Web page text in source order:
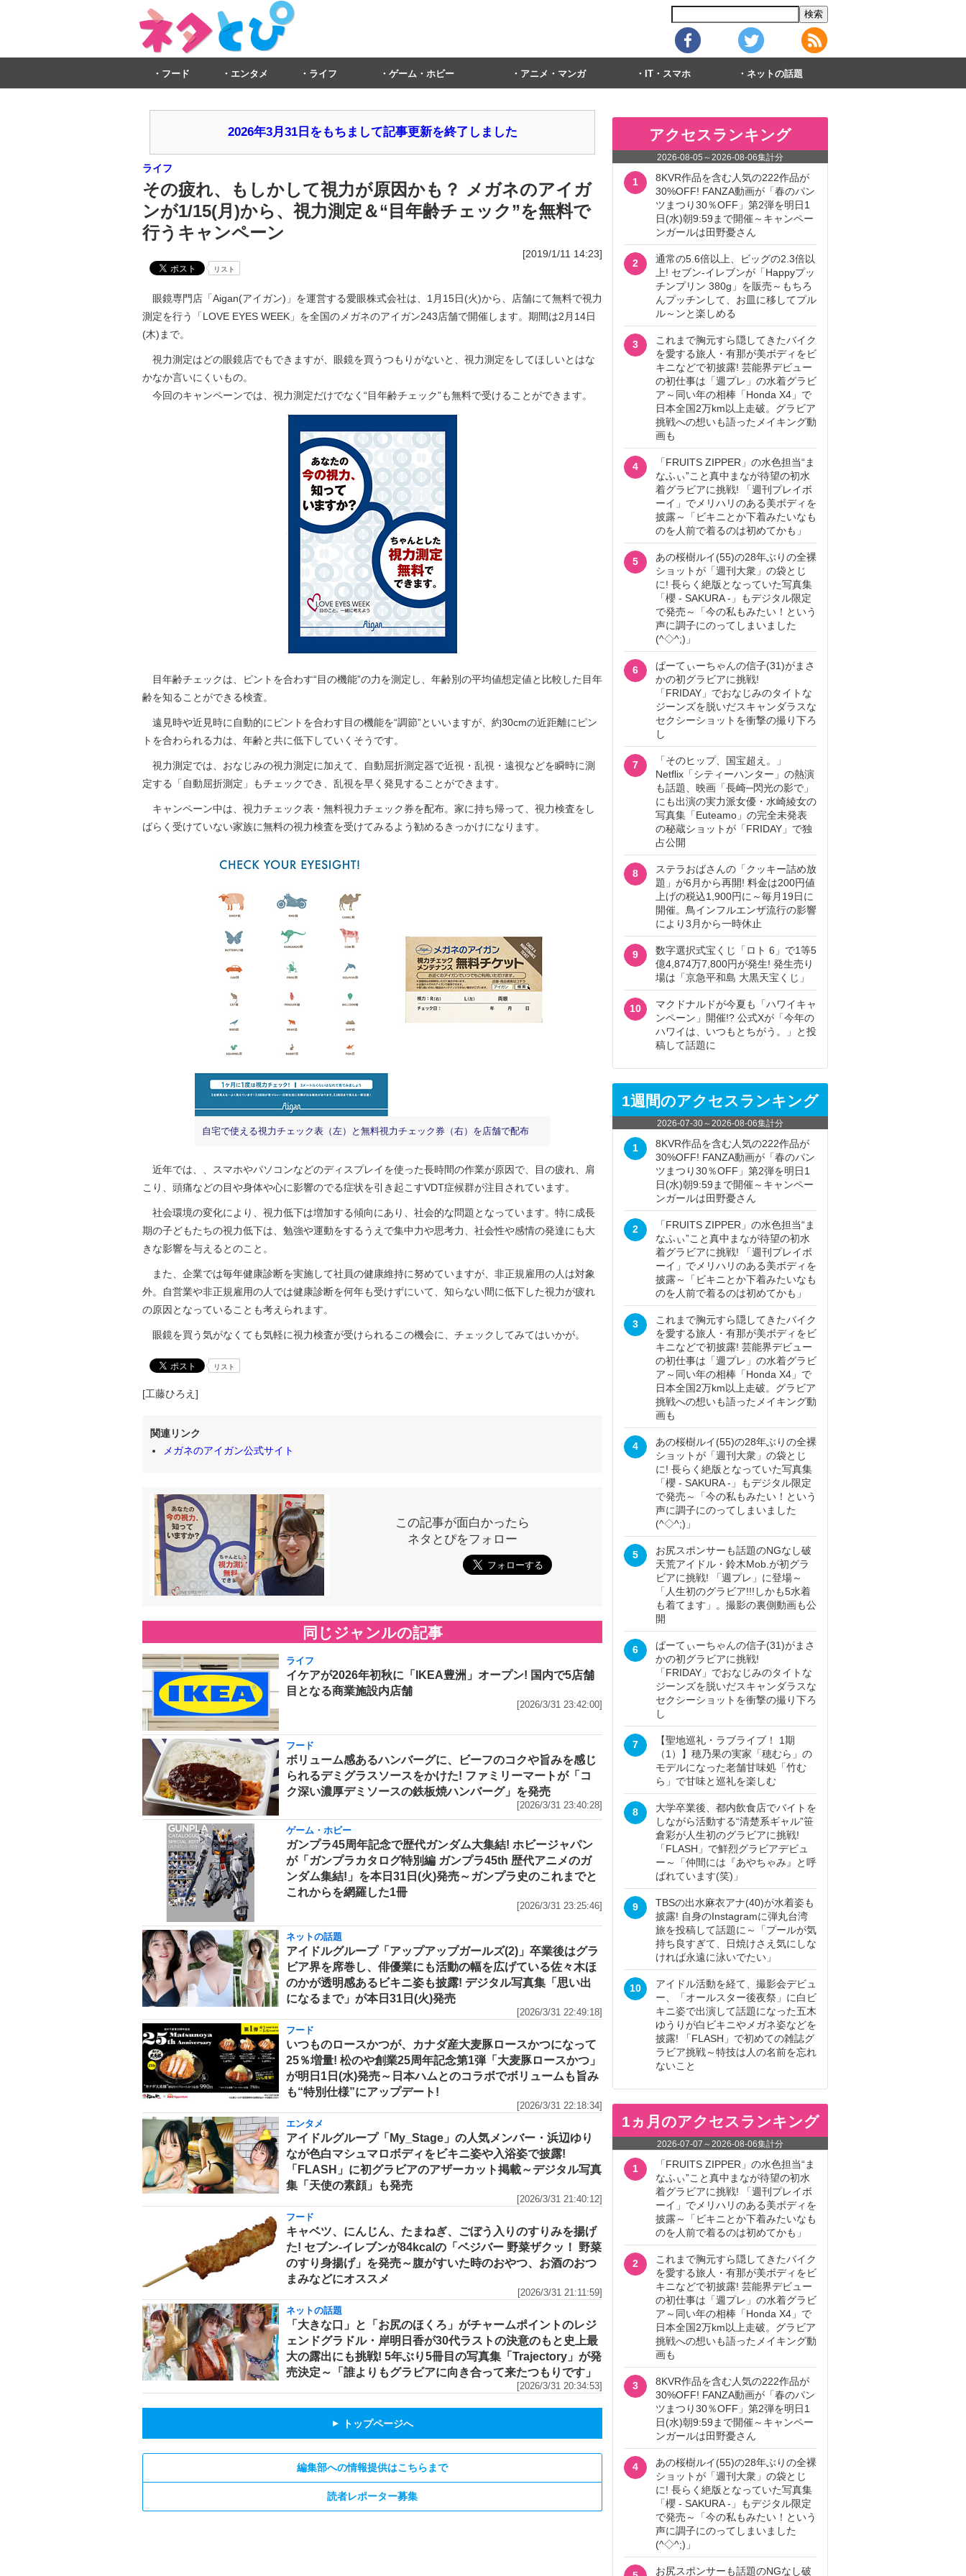
フード エンタメ ライフ ゲーム・ホビー アニメ・マンガ IT・スマホ ネットの話題
2026年3月31日をもちまして記事更新を終了しました
ライフ
その疲れ、もしかして視力が原因かも？ メガネのアイガ
ンが1/15(月)から、視力測定＆“目年齢チェック”を無料で
行うキャンペーン
[2019/1/11 14:23]
リスト
眼鏡専門店「Aigan(アイガン)」を運営する愛眼株式会社は、1月15日(火)から、店舗にて無料で視力
測定を行う「LOVE EYES WEEK」を全国のメガネのアイガン243店舗で開催します。期間は2月14日
(木)まで。
視力測定はどの眼鏡店でもできますが、眼鏡を買うつもりがないと、視力測定をしてほしいとはな
かなか言いにくいもの。
今回のキャンペーンでは、視力測定だけでなく“目年齢チェック”も無料で受けることができます。
目年齢チェックは、ピントを合わす“目の機能”の力を測定し、年齢別の平均値想定値と比較した目年
齢を知ることができる検査。
遠見時や近見時に自動的にピントを合わす目の機能を“調節”といいますが、約30cmの近距離にピン
トを合わられる力は、年齢と共に低下していくそうです。
視力測定では、おなじみの視力測定に加えて、自動屈折測定器で近視・乱視・遠視などを瞬時に測
定する「自動屈折測定」もチェックでき、乱視を早く発見することができます。
キャンペーン中は、視力チェック表・無料視力チェック券を配布。家に持ち帰って、視力検査をし
ばらく受けていない家族に無料の視力検査を受けてみるよう勧めるきっかけになります。
自宅で使える視力チェック表（左）と無料視力チェック券（右）を店舗で配布
近年では、、スマホやパソコンなどのディスプレイを使った長時間の作業が原因で、目の疲れ、肩
こり、頭痛などの目や身体や心に影響のでる症状を引き起こすVDT症候群が注目されています。
社会環境の変化により、視力低下は増加する傾向にあり、社会的な問題となっています。特に成長
期の子どもたちの視力低下は、勉強や運動をするうえで集中力や思考力、社会性や感情の発達にも大
きな影響を与えるとのこと。
また、企業では毎年健康診断を実施して社員の健康維持に努めていますが、非正規雇用の人は対象
外。自営業や非正規雇用の人では健康診断を何年も受けずにいて、知らない間に低下した視力が疲れ
の原因となっていることも考えられます。
眼鏡を買う気がなくても気軽に視力検査が受けられるこの機会に、チェックしてみてはいかが。
リスト
[工藤ひろえ]
関連リンク
メガネのアイガン公式サイト
この記事が面白かったら
ネタとぴをフォロー
同じジャンルの記事
ライフ
イケアが2026年初秋に「IKEA豊洲」オープン! 国内で5店舗
目となる商業施設内店舗
[2026/3/31 23:42:00]
フード
ボリューム感あるハンバーグに、ビーフのコクや旨みを感じ
られるデミグラスソースをかけた! ファミリーマートが「コ
ク深い濃厚デミソースの鉄板焼ハンバーグ」を発売
[2026/3/31 23:40:28]
ゲーム・ホビー
ガンプラ45周年記念で歴代ガンダム大集結! ホビージャパン
が「ガンプラカタログ特別編 ガンプラ45th 歴代アニメのガ
ンダム集結!」を本日31日(火)発売～ガンプラ史のこれまでと
これからを網羅した1冊
[2026/3/31 23:25:46]
ネットの話題
アイドルグループ「アップアップガールズ(2)」卒業後はグラ
ビア界を席巻し、俳優業にも活動の幅を広げている佐々木ほ
のかが透明感あるビキニ姿も披露! デジタル写真集「思い出
になるまで」が本日31日(火)発売
[2026/3/31 22:49:18]
フード
いつものロースかつが、カナダ産大麦豚ロースかつになって
25％増量! 松のや創業25周年記念第1弾「大麦豚ロースかつ」
が明日1日(水)発売～日本ハムとのコラボでボリュームも旨み
も“特別仕様”にアップデート!
[2026/3/31 22:18:34]
エンタメ
アイドルグループ「My_Stage」の人気メンバー・浜辺ゆり
なが色白マシュマロボディをビキニ姿や入浴姿で披露!
「FLASH」に初グラビアのアザーカット掲載～デジタル写真
集「天使の素顔」も発売
[2026/3/31 21:40:12]
フード
キャベツ、にんじん、たまねぎ、ごぼう入りのすりみを揚げ
た! セブン‐イレブンが84kcalの「ベジバー 野菜ザクッ！ 野菜
のすり身揚げ」を発売～腹がすいた時のおやつ、お酒のおつ
まみなどにオススメ
[2026/3/31 21:11:59]
ネットの話題
「大きな口」と「お尻のほくろ」がチャームポイントのレジ
ェンドグラドル・岸明日香が30代ラストの決意のもと史上最
大の露出にも挑戦! 5年ぶり5冊目の写真集「Trajectory」が発
売決定～「誰よりもグラビアに向き合って来たつもりです」
[2026/3/31 20:34:53]
▲ トップページへ
編集部への情報提供はこちらまで
読者レポーター募集
アクセスランキング
2026-08-05 ～2026-08-06集計分
1
8KVR作品を含む人気の222作品が
30%OFF! FANZA動画が「春のパン
ツまつり30％OFF」第2弾を明日1
日(水)朝9:59まで開催～キャンペー
ンガールは田野憂さん
2
通常の5.6倍以上、ビッグの2.3倍以
上! セブン‐イレブンが「Happyプッ
チンプリン 380g」を販売～もちろ
んプッチンして、お皿に移してプル
ル～ンと楽しめる
3
これまで胸元すら隠してきたバイク
を愛する旅人・有那が美ボディをビ
キニなどで初披露! 芸能界デビュー
の初仕事は「週プレ」の水着グラビ
ア～同い年の相棒「Honda X4」で
日本全国2万km以上走破。グラビア
挑戦への想いも語ったメイキング動
画も
4
「FRUITS ZIPPER」の水色担当“ま
なふぃ”こと真中まなが待望の初水
着グラビアに挑戦! 「週刊プレイボ
ーイ」でメリハリのある美ボディを
披露～「ビキニとか下着みたいなも
のを人前で着るのは初めてかも」
5
あの桜樹ルイ(55)の28年ぶりの全裸
ショットが「週刊大衆」の袋とじ
に! 長らく絶版となっていた写真集
「櫻 - SAKURA -」もデジタル限定
で発売～「今の私もみたい！という
声に調子にのってしまいました
(^◇^;)」
6
ぱーてぃーちゃんの信子(31)がまさ
かの初グラビアに挑戦!
「FRIDAY」でおなじみのタイトな
ジーンズを脱いだスキャンダラスな
セクシーショットを衝撃の撮り下ろ
し
7
「そのヒップ、国宝超え。」
Netflix「シティーハンター」の熱演
も話題、映画「長崎─閃光の影で」
にも出演の実力派女優・水崎綾女の
写真集「Euteamo」の完全未発表
の秘蔵ショットが「FRIDAY」で独
占公開
8
ステラおばさんの「クッキー詰め放
題」が6月から再開! 料金は200円値
上げの税込1,900円に～毎月19日に
開催。鳥インフルエンザ流行の影響
により3月から一時休止
9
数字選択式宝くじ「ロト 6」で1等5
億4,874万7,800円が発生! 発生売り
場は「京急平和島 大黒天宝くじ」
10
マクドナルドが今夏も「ハワイキャ
ンペーン」開催!? 公式Xが「今年の
ハワイは、いつもとちがう。」と投
稿して話題に
1週間のアクセスランキング
2026-07-30～2026-08-06集計分
1
8KVR作品を含む人気の222作品が
30%OFF! FANZA動画が「春のパン
ツまつり30％OFF」第2弾を明日1
日(水)朝9:59まで開催～キャンペー
ンガールは田野憂さん
2
「FRUITS ZIPPER」の水色担当“ま
なふぃ”こと真中まなが待望の初水
着グラビアに挑戦! 「週刊プレイボ
ーイ」でメリハリのある美ボディを
披露～「ビキニとか下着みたいなも
のを人前で着るのは初めてかも」
3
これまで胸元すら隠してきたバイク
を愛する旅人・有那が美ボディをビ
キニなどで初披露! 芸能界デビュー
の初仕事は「週プレ」の水着グラビ
ア～同い年の相棒「Honda X4」で
日本全国2万km以上走破。グラビア
挑戦への想いも語ったメイキング動
画も
4
あの桜樹ルイ(55)の28年ぶりの全裸
ショットが「週刊大衆」の袋とじ
に! 長らく絶版となっていた写真集
「櫻 - SAKURA -」もデジタル限定
で発売～「今の私もみたい！という
声に調子にのってしまいました
(^◇^;)」
5
お尻スポンサーも話題のNGなし破
天荒アイドル・鈴木Mob.が初グラ
ビアに挑戦! 「週プレ」に登場～
「人生初のグラビア!!!しかも5水着
も着てます」。撮影の裏側動画も公
開
6
ぱーてぃーちゃんの信子(31)がまさ
かの初グラビアに挑戦!
「FRIDAY」でおなじみのタイトな
ジーンズを脱いだスキャンダラスな
セクシーショットを衝撃の撮り下ろ
し
7
【聖地巡礼・ラブライブ！ 1期
（1）】穂乃果の実家「穂むら」の
モデルになった老舗甘味処「竹む
ら」で甘味と巡礼を楽しむ
8
大学卒業後、都内飲食店でバイトを
しながら活動する“清楚系ギャル”笹
倉彩が人生初のグラビアに挑戦!
「FLASH」で鮮烈グラビアデビュ
ー～「仲間には『あやちゃみ』と呼
ばれています(笑)」
9
TBSの出水麻衣アナ(40)が水着姿も
披露! 自身のInstagramに弾丸台湾
旅を投稿して話題に～「プールが気
持ち良すぎて、日焼けさえ気にしな
ければ永遠に泳いでたい」
10
アイドル活動を経て、撮影会デビュ
ー、「オールスター後夜祭」に白ビ
キニ姿で出演して話題になった五木
ゆうりが白ビキニやメガネ姿などを
披露! 「FLASH」で初めての雑誌グ
ラビア挑戦～特技は人の名前を忘れ
ないこと
1ヵ月のアクセスランキング
2026-07-07 ～2026-08-06集計分
1
「FRUITS ZIPPER」の水色担当“ま
なふぃ”こと真中まなが待望の初水
着グラビアに挑戦! 「週刊プレイボ
ーイ」でメリハリのある美ボディを
披露～「ビキニとか下着みたいなも
のを人前で着るのは初めてかも」
2
これまで胸元すら隠してきたバイク
を愛する旅人・有那が美ボディをビ
キニなどで初披露! 芸能界デビュー
の初仕事は「週プレ」の水着グラビ
ア～同い年の相棒「Honda X4」で
日本全国2万km以上走破。グラビア
挑戦への想いも語ったメイキング動
画も
3
8KVR作品を含む人気の222作品が
30%OFF! FANZA動画が「春のパン
ツまつり30％OFF」第2弾を明日1
日(水)朝9:59まで開催～キャンペー
ンガールは田野憂さん
4
あの桜樹ルイ(55)の28年ぶりの全裸
ショットが「週刊大衆」の袋とじ
に! 長らく絶版となっていた写真集
「櫻 - SAKURA -」もデジタル限定
で発売～「今の私もみたい！という
声に調子にのってしまいました
(^◇^;)」
お尻スポンサーも話題のNGなし破